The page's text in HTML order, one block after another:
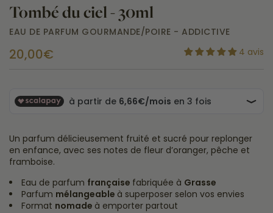
Tombé du ciel - 30ml
EAU DE PARFUM GOURMANDE/POIRE - ADDICTIVE
20,00€ 4 avis
Un parfum délicieusement fruité et sucré pour replonger
en enfance, avec ses notes de fleur d’oranger, pêche et
framboise.
Eau de parfum française fabriquée à Grasse
Parfum mélangeable à superposer selon vos envies
Format nomade à emporter partout